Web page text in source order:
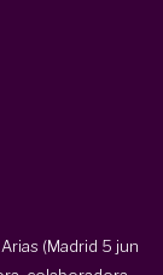
(Madrid 5 jun